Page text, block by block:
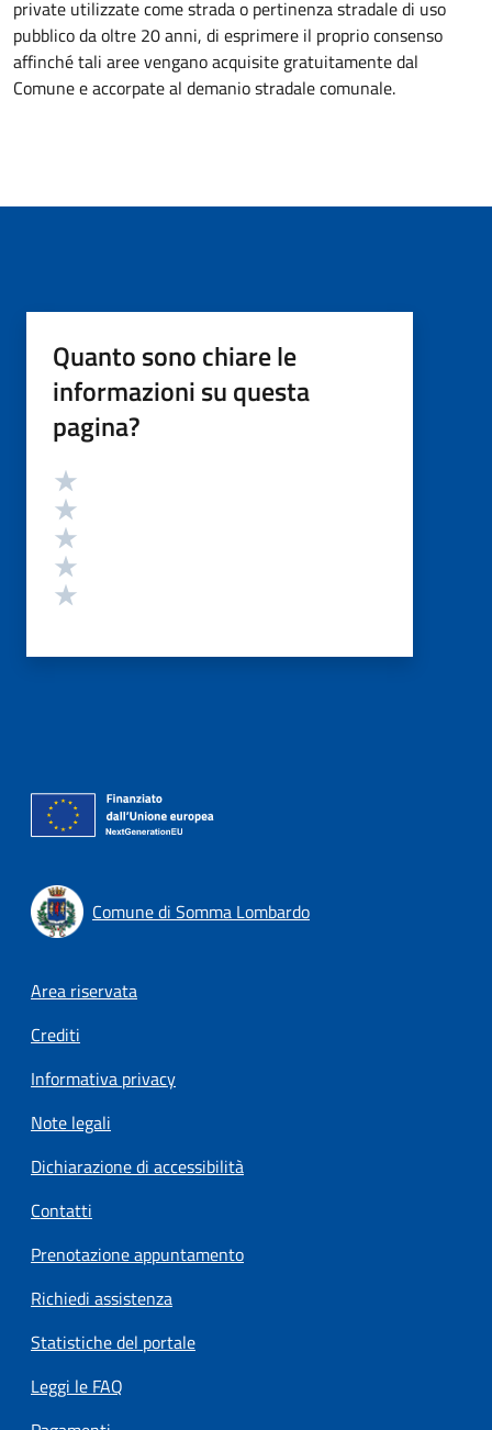
private utilizzate come strada o pertinenza stradale di uso
pubblico da oltre 20 anni, di esprimere il proprio consenso
affinché tali aree vengano acquisite gratuitamente dal
Comune e accorpate al demanio stradale comunale.
Quanto sono chiare le
informazioni su questa
pagina?
Valutazione
Comune di Somma Lombardo
Footer menu
Area riservata
Crediti
Informativa privacy
Note legali
Dichiarazione di accessibilità
Contatti
Prenotazione appuntamento
Richiedi assistenza
Statistiche del portale
Leggi le FAQ